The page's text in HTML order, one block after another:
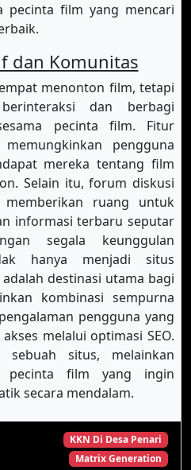
pecinta film yang mencari
dan Komunitas
menonton film, tetapi
dan berbagi
pecinta film. Fitur
pengguna
mereka tentang film
Selain itu, forum diskusi
ruang untuk
informasi terbaru seputar
segala keunggulan
hanya menjadi situs
destinasi utama bagi
kombinasi sempurna
pengguna yang
melalui optimasi SEO.
sebuah situs, melainkan
pecinta film yang ingin
secara mendalam.
KKN Di Desa Penari
Matrix Generation